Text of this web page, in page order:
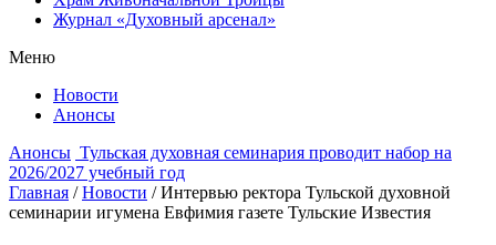
Журнал «Духовный арсенал»
Меню
Новости
Анонсы
Анонсы Тульская духовная семинария проводит набор на
2026/2027 учебный год
Главная / Новости / Интервью ректора Тульской духовной
семинарии игумена Евфимия газете Тульские Известия